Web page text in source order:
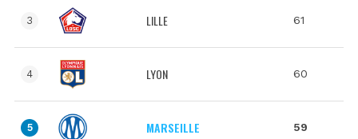
3 LILLE 61
4 LYON 60
5 MARSEILLE 59